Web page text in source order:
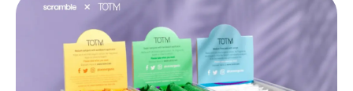
Ιστορικό γύρων